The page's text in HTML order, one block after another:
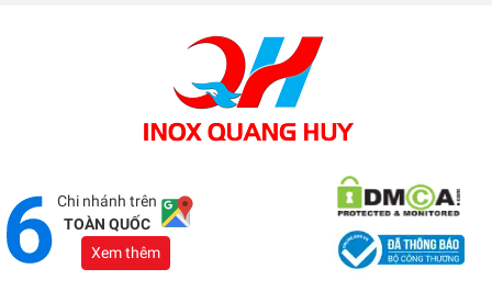
037 9377 888
Showroom Đồng Nai
Địa chỉ: 1066 - QL 51 Tổ 3- Ấp Đồng- Phước Tân-
Chi nhánh trên
TOÀN QUỐC
Xem thêm